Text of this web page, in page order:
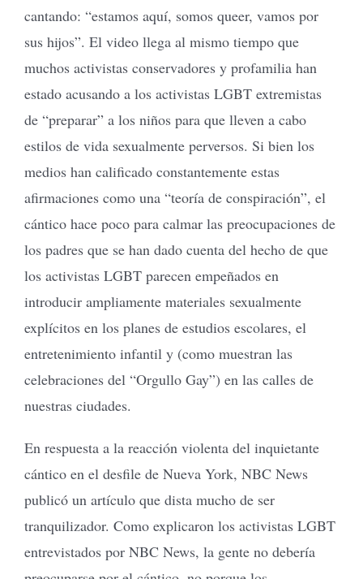
cantando: “estamos aquí, somos queer, vamos por
sus hijos”. El video llega al mismo tiempo que
muchos activistas conservadores y profamilia han
estado acusando a los activistas LGBT extremistas
de “preparar” a los niños para que lleven a cabo
estilos de vida sexualmente perversos. Si bien los
medios han calificado constantemente estas
afirmaciones como una “teoría de conspiración”, el
cántico hace poco para calmar las preocupaciones de
los padres que se han dado cuenta del hecho de que
los activistas LGBT parecen empeñados en
introducir ampliamente materiales sexualmente
explícitos en los planes de estudios escolares, el
entretenimiento infantil y (como muestran las
celebraciones del “Orgullo Gay”) en las calles de
nuestras ciudades.
En respuesta a la reacción violenta del inquietante
cántico en el desfile de Nueva York, NBC News
publicó un artículo que dista mucho de ser
tranquilizador. Como explicaron los activistas LGBT
entrevistados por NBC News, la gente no debería